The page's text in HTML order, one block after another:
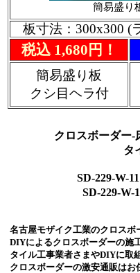
名古屋モザイク工業のクロス
DIYによるクロスボーダーの施
タイル工事業者さまやDIYに取
クロスボーダーの激安通販はお
SD-229-W-
SD-229-W-
クロスボーダー-
タ
簡易盛り
板寸法：300x300 (
税込 1,680円！
簡易盛り板
クシ目ヘラ付